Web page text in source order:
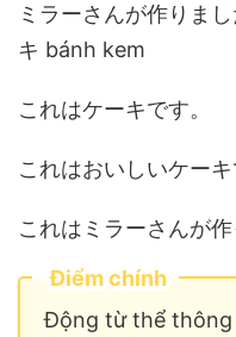
ミラーさんが作りま
キ bánh kem
これはケーキです。
これはおいしいケーキ
これはミラーさんが作
Điểm chính
Động từ thể thông